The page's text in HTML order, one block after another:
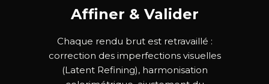
Affiner & Valider
Chaque rendu brut est retravaillé :
correction des imperfections visuelles
(Latent Refining), harmonisation